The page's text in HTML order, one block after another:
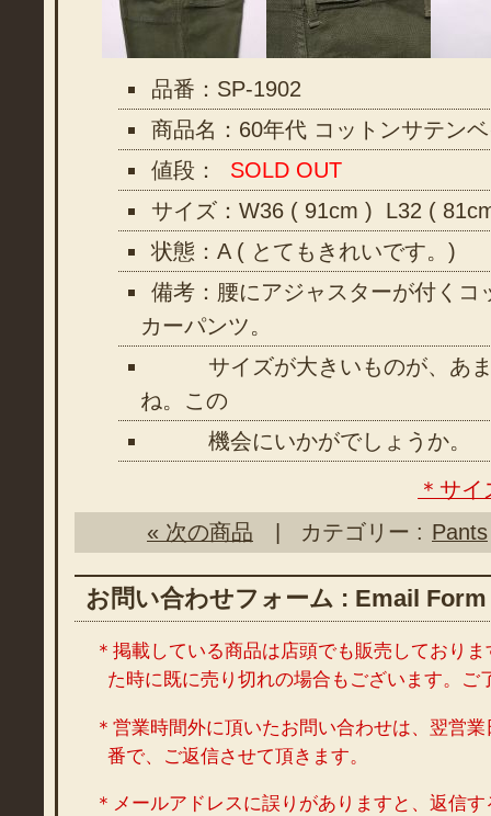
品番：SP-1902
商品名：60年代 コットンサテン
値段：
SOLD OUT
サイズ：W36 ( 91cm ) L32 (
状態：A ( とてもきれいです。)
備考：腰にアジャスターが付くコ
カーパンツ。
サイズが大きいものが、あま
ね。この
機会にいかがでしょうか。
＊サ
« 次の商品
| カテゴリー : Pants
お問い合わせフォーム : Email Form
＊掲載している商品は店頭でも販売しており
た時に既に売り切れの場合もございます。ご
＊営業時間外に頂いたお問い合わせは、翌営
番で、ご返信させて頂きます。
＊メールアドレスに誤りがありますと、返信